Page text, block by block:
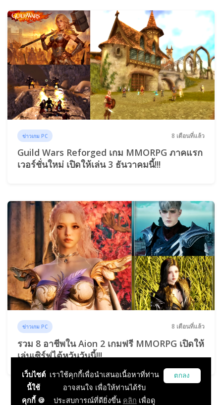
ข่าวเกม PC 8 เดือนที่แล้ว
Guild Wars Reforged เกม MMORPG ภาคแรก
เวอร์ชั่นใหม่ เปิดให้เล่น 3 ธันวาคมนี้!!!
ข่าวเกม PC 8 เดือนที่แล้ว
รวม 8 อาชีพใน Aion 2 เกมฟรี MMORPG เปิดให้
เล่นเซิร์ฟไต้หวันวันนี้!!!
1 3 4 5 6
เว็บไซต์
นี้ใช้
คุกกี้ 🍪
เราใช้คุกกี้เพื่อนำเสนอเนื้อหาที่ท่าน
อาจสนใจ เพื่อให้ท่านได้รับ
ประสบการณ์ที่ดียิ่งขึ้น คลิก เพื่อดู
ตกลง